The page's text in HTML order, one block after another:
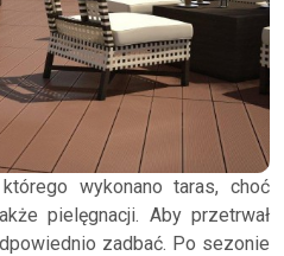
wykonano taras, choć
pielęgnacji. Aby przetrwał
zadbać. Po sezonie